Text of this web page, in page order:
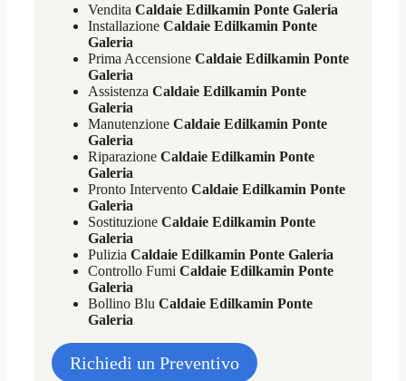
Vendita Caldaie Edilkamin Ponte Galeria
Installazione Caldaie Edilkamin Ponte
Galeria
Prima Accensione Caldaie Edilkamin Ponte
Galeria
Assistenza Caldaie Edilkamin Ponte
Galeria
Manutenzione Caldaie Edilkamin Ponte
Galeria
Riparazione Caldaie Edilkamin Ponte
Galeria
Pronto Intervento Caldaie Edilkamin Ponte
Galeria
Sostituzione Caldaie Edilkamin Ponte
Galeria
Pulizia Caldaie Edilkamin Ponte Galeria
Controllo Fumi Caldaie Edilkamin Ponte
Galeria
Bollino Blu Caldaie Edilkamin Ponte
Galeria
Richiedi un Preventivo